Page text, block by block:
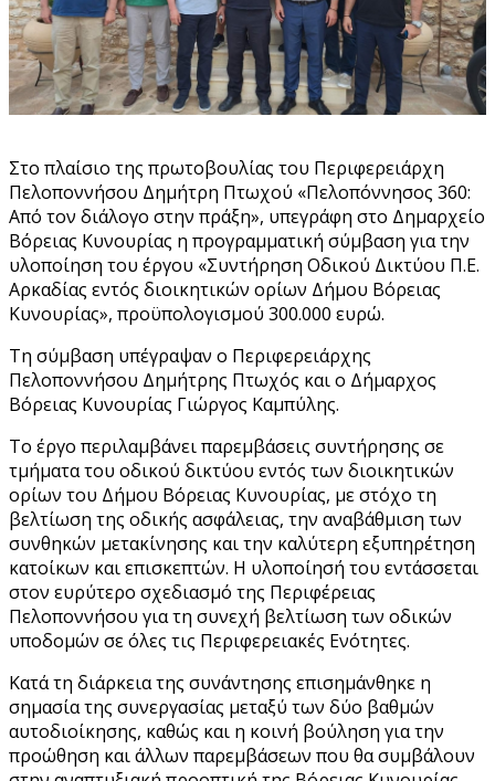
Στο πλαίσιο της πρωτοβουλίας του Περιφερειάρχη
Πελοποννήσου Δημήτρη Πτωχού «Πελοπόννησος 360:
Από τον διάλογο στην πράξη», υπεγράφη στο Δημαρχείο
Βόρειας Κυνουρίας η προγραμματική σύμβαση για την
υλοποίηση του έργου «Συντήρηση Οδικού Δικτύου Π.Ε.
Αρκαδίας εντός διοικητικών ορίων Δήμου Βόρειας
Κυνουρίας», προϋπολογισμού 300.000 ευρώ.
Τη σύμβαση υπέγραψαν ο Περιφερειάρχης
Πελοποννήσου Δημήτρης Πτωχός και ο Δήμαρχος
Βόρειας Κυνουρίας Γιώργος Καμπύλης.
Το έργο περιλαμβάνει παρεμβάσεις συντήρησης σε
τμήματα του οδικού δικτύου εντός των διοικητικών
ορίων του Δήμου Βόρειας Κυνουρίας, με στόχο τη
βελτίωση της οδικής ασφάλειας, την αναβάθμιση των
συνθηκών μετακίνησης και την καλύτερη εξυπηρέτηση
κατοίκων και επισκεπτών. Η υλοποίησή του εντάσσεται
στον ευρύτερο σχεδιασμό της Περιφέρειας
Πελοποννήσου για τη συνεχή βελτίωση των οδικών
υποδομών σε όλες τις Περιφερειακές Ενότητες.
Κατά τη διάρκεια της συνάντησης επισημάνθηκε η
σημασία της συνεργασίας μεταξύ των δύο βαθμών
αυτοδιοίκησης, καθώς και η κοινή βούληση για την
προώθηση και άλλων παρεμβάσεων που θα συμβάλουν